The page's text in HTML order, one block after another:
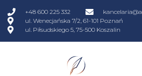
+48 600 225 332
ul. Wenecjańska 7/2, 61-101 Poznań
ul. Piłsudskiego 5, 75-500 Koszalin